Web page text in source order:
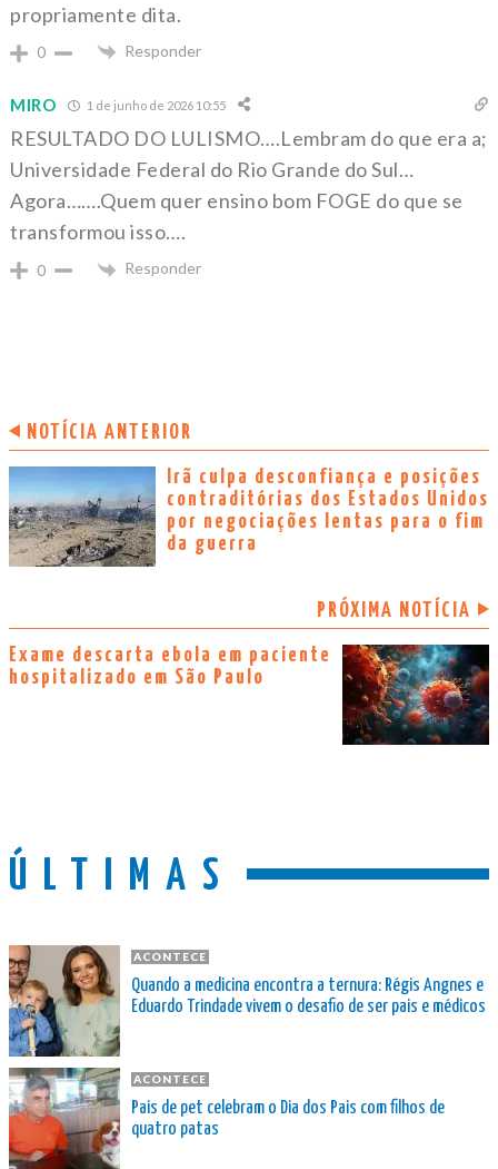
propriamente dita.
0 Responder
MIRO 1 de junho de 2026 10:55
RESULTADO DO LULISMO….Lembram do que era a;
Universidade Federal do Rio Grande do Sul…
Agora…….Quem quer ensino bom FOGE do que se
transformou isso….
0 Responder
NOTÍCIA ANTERIOR
Irã culpa desconfiança e posições
contraditórias dos Estados Unidos
por negociações lentas para o fim
da guerra
PRÓXIMA NOTÍCIA
Exame descarta ebola em paciente
hospitalizado em São Paulo
ÚLTIMAS
ACONTECE
Quando a medicina encontra a ternura: Régis Angnes e
Eduardo Trindade vivem o desafio de ser pais e médicos
ACONTECE
Pais de pet celebram o Dia dos Pais com filhos de
quatro patas